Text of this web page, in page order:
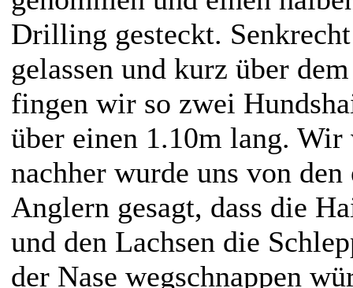
Drilling gesteckt.
gelassen und kurz über
fingen wir so zwei
über einen 1.10m lang. Wir
nachher wurde uns von
Anglern gesagt, dass die
und den Lachsen die
der Nase wegschnappen